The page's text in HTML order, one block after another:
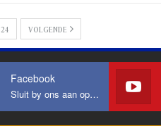
24 VOLGENDE
Facebook
Sluit by ons aan op Facebook